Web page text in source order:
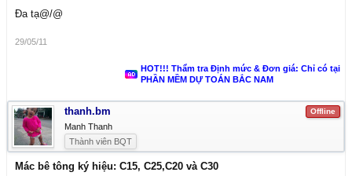
Đa tạ@/@
29/05/11
HOT!!! Thẩm tra Định mức & Đơn giá: Chỉ có tại
PHẦN MỀM DỰ TOÁN BẮC NAM
Offline
thanh.bm
Manh Thanh
Thành viên BQT
Mác bê tông ký hiệu: C15, C25,C20 và C30